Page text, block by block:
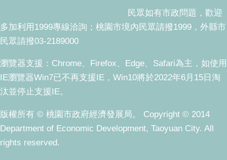
民眾如有市政問題，歡迎
多加利用1999專線洽詢；桃園市境內民眾請撥1999，外縣市
民眾請撥03-2189000
瀏覽器支援：Chrome、Firefox、Edge、Safari為主，如使用
IE瀏覽器Win7已不再支援IE，Win10將於2022年6月15日淘
汰並停止支援IE。
版權所有 © 桃園市政府經濟發展局。 Copyright © 2014
Department of Economic Development, Taoyuan City. All
rights reserved.